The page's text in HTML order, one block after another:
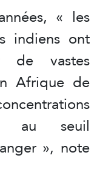
« les
indiens ont
de vastes
Afrique de
au seuil
», note